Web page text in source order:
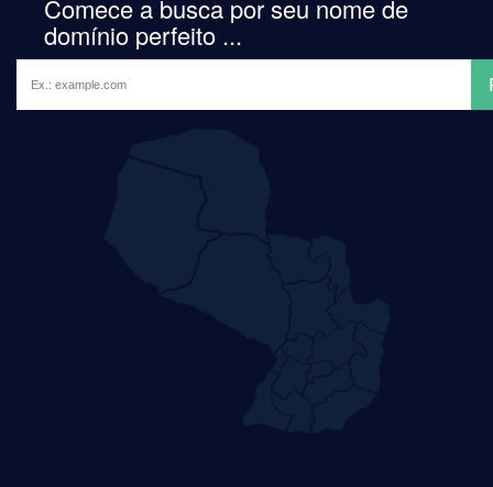
Comece a busca por seu nome de
domínio perfeito ...